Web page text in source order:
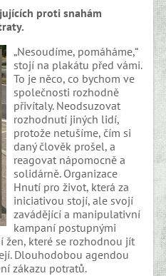
proti snahám
„Nesoudíme, pomáháme,“
stojí na plakátu před vámi.
To je něco, co bychom ve
společnosti rozhodně
přivítaly. Neodsuzovat
rozhodnutí jiných lidí,
protože netušíme, čím si
daný člověk prošel, a
reagovat nápomocně a
solidárně. Organizace
Hnutí pro život, která za
iniciativou stojí, ale svojí
zavádějící a manipulativní
kampaní postupnými
žen, které se rozhodnou jít
Dlouhodobou agendou
zákazu potratů.